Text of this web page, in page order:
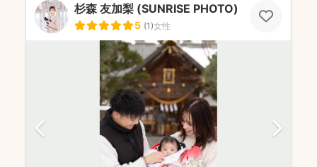
杉森 友加梨 (SUNRISE PHOTO)
5 (1)女性